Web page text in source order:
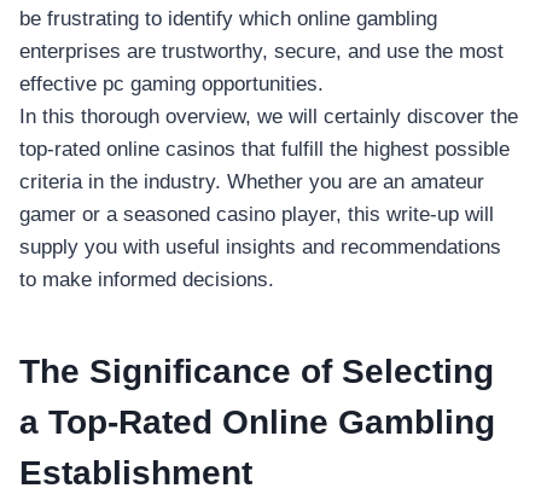
be frustrating to identify which online gambling
enterprises are trustworthy, secure, and use the most
effective pc gaming opportunities.
In this thorough overview, we will certainly discover the
top-rated online casinos that fulfill the highest possible
criteria in the industry. Whether you are an amateur
gamer or a seasoned casino player, this write-up will
supply you with useful insights and recommendations
to make informed decisions.
The Significance of Selecting
a Top-Rated Online Gambling
Establishment